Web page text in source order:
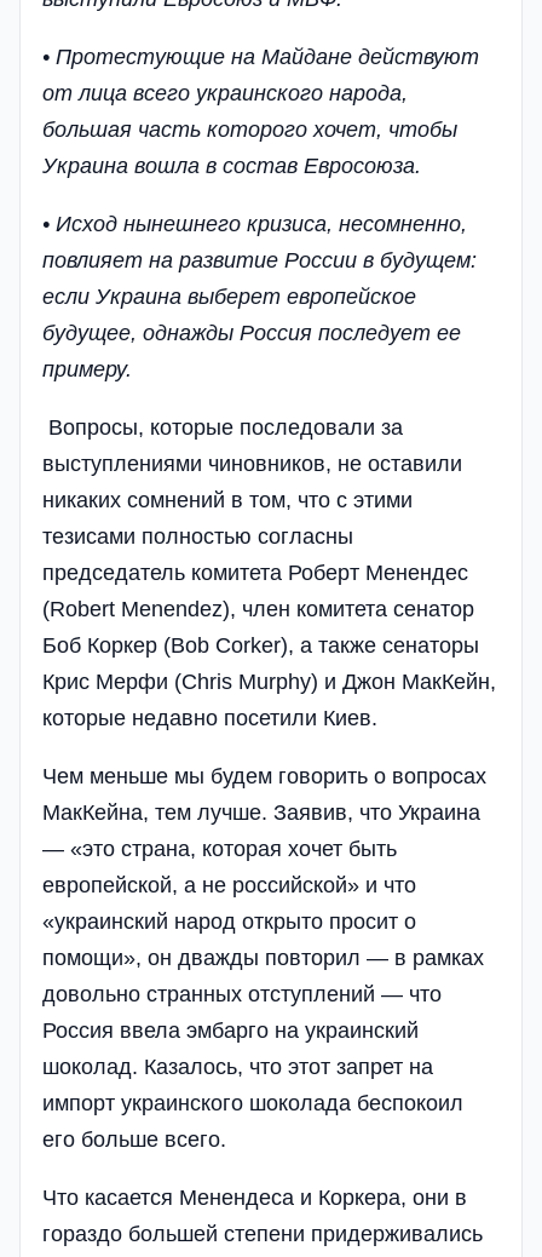
• Протестующие на Майдане действуют
от лица всего украинского народа,
большая часть которого хочет, чтобы
Украина вошла в состав Евросоюза.
• Исход нынешнего кризиса, несомненно,
повлияет на развитие России в будущем:
если Украина выберет европейское
будущее, однажды Россия последует ее
примеру.
Вопросы, которые последовали за
выступлениями чиновников, не оставили
никаких сомнений в том, что с этими
тезисами полностью согласны
председатель комитета Роберт Менендес
(Robert Menendez), член комитета сенатор
Боб Коркер (Bob Corker), а также сенаторы
Крис Мерфи (Chris Murphy) и Джон МакКейн,
которые недавно посетили Киев.
Чем меньше мы будем говорить о вопросах
МакКейна, тем лучше. Заявив, что Украина
— «это страна, которая хочет быть
европейской, а не российской» и что
«украинский народ открыто просит о
помощи», он дважды повторил — в рамках
довольно странных отступлений — что
Россия ввела эмбарго на украинский
шоколад. Казалось, что этот запрет на
импорт украинского шоколада беспокоил
его больше всего.
Что касается Менендеса и Коркера, они в
гораздо большей степени придерживались